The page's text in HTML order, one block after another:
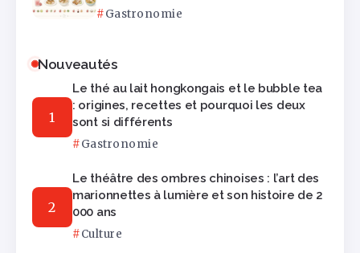
Gastronomie
Nouveautés
Le thé au lait hongkongais et le bubble tea
: origines, recettes et pourquoi les deux
sont si différents
Gastronomie
Le théâtre des ombres chinoises : l’art des
marionnettes à lumière et son histoire de 2
000 ans
Culture